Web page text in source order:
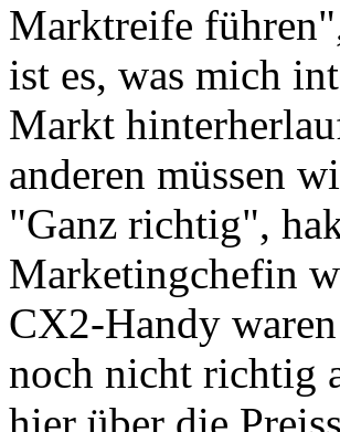
Marktreife
ist es, was mich
Markt
anderen müssen
"Ganz richtig",
Marketingchefin
CX2-Handy
noch nicht richtig